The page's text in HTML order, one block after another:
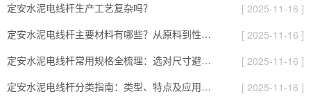
定安水泥电线杆生产工艺复杂吗？
[ 2025-11-16 ]
定安水泥电线杆主要材料有哪些？从原料到性能全解析
[ 2025-11-16 ]
定安水泥电线杆常用规格全梳理：选对尺寸避开90%的施工坑
[ 2025-11-16 ]
定安水泥电线杆分类指南：类型、特点及应用场景全解析
[ 2025-11-16 ]